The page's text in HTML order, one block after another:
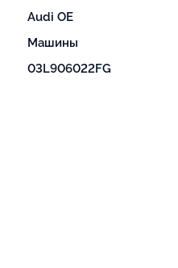
Audi OE
Машины
03L906022FG